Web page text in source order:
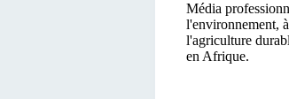
Média
l'environnement,
l'agriculture
en Afrique.